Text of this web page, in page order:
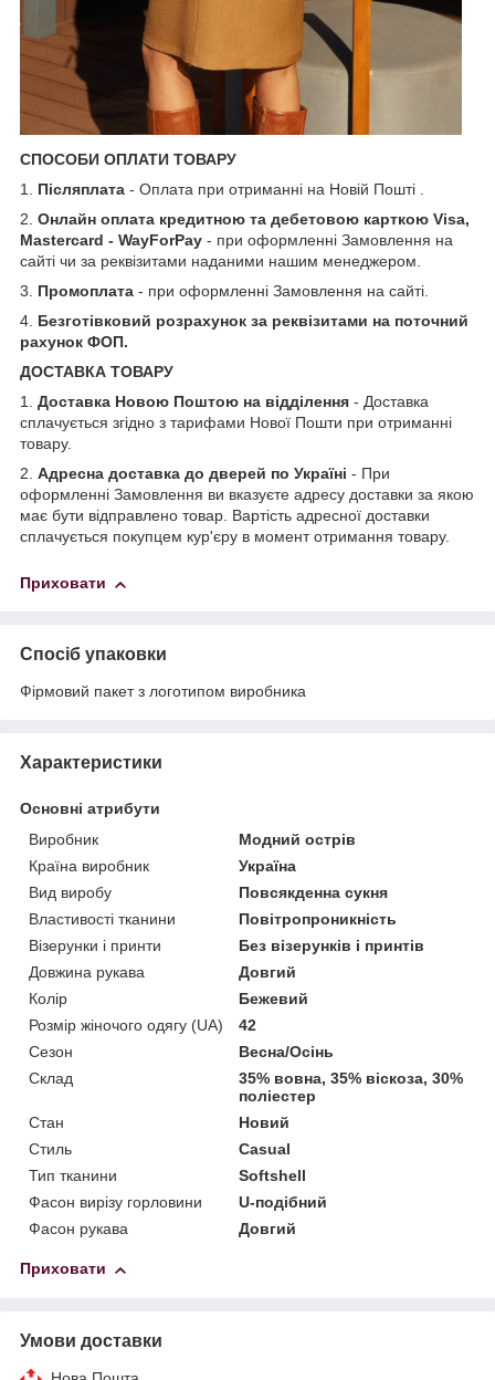
СПОСОБИ ОПЛАТИ ТОВАРУ
1. Післяплата - Оплата при отриманні на Новій Пошті .
2. Онлайн оплата кредитною та дебетовою карткою Visa,
Mastercard - WayForPay - при оформленні Замовлення на
сайті чи за реквізитами наданими нашим менеджером.
3. Промоплата - при оформленні Замовлення на сайті.
4. Безготівковий розрахунок за реквізитами на поточний
рахунок ФОП.
ДОСТАВКА ТОВАРУ
1. Доставка Новою Поштою на відділення - Доставка
сплачується згідно з тарифами Нової Пошти при отриманні
товару.
2. Адресна доставка до дверей по Україні - При
оформленні Замовлення ви вказуєте адресу доставки за якою
має бути відправлено товар. Вартість адресної доставки
сплачується покупцем кур'єру в момент отримання товару.
Приховати
Спосіб упаковки
Фірмовий пакет з логотипом виробника
Характеристики
Основні атрибути
Виробник
Модний острів
Країна виробник
Україна
Вид виробу
Повсякденна сукня
Властивості тканини
Повітропроникність
Візерунки і принти
Без візерунків і принтів
Довжина рукава
Довгий
Колір
Бежевий
Розмір жіночого одягу (UA)
42
Сезон
Весна/Осінь
Склад
35% вовна, 35% віскоза, 30%
поліестер
Стан
Новий
Стиль
Casual
Тип тканини
Softshell
Фасон вирізу горловини
U-подібний
Фасон рукава
Довгий
Приховати
Умови доставки